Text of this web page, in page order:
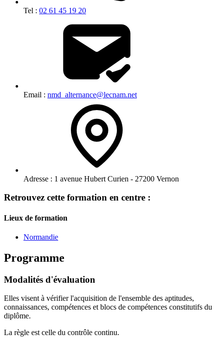
Tel : 02 61 45 19 20
Email : nmd_alternance@lecnam.net
Adresse : 1 avenue Hubert Curien - 27200 Vernon
Retrouvez cette formation en centre :
Lieux de formation
Normandie
Programme
Modalités d'évaluation
Elles visent à vérifier l'acquisition de l'ensemble des aptitudes,
connaissances, compétences et blocs de compétences constitutifs du
diplôme.
La règle est celle du contrôle continu.